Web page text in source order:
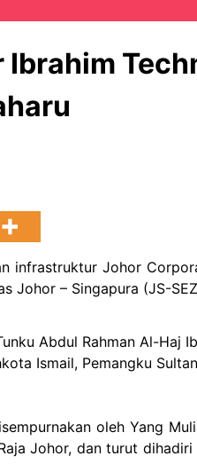
Ibrahim
infrastruktur Johor
Johor – Singapura (JS-
Abdul Rahman Al-Haj
Ismail, Pemangku
oleh Yang
Johor, dan turut